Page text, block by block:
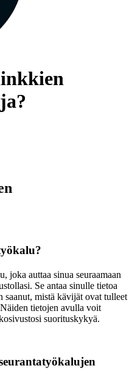
joka auttaa sinua seuraamaan
Se antaa sinulle tietoa
mistä kävijät ovat tulleet
tietojen avulla voit
suorituskykyä.